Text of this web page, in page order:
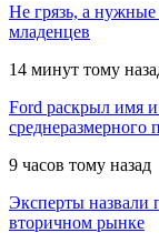
Не грязь, а
младенцев
14 минут тому
Ford раскрыл имя
среднеразмерного
9 часов тому назад
Эксперты назвали
вторичном рынке